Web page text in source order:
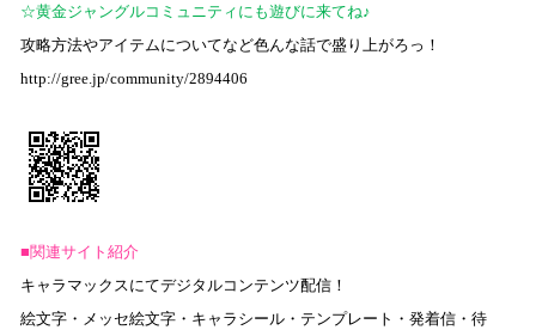
☆黄金ジャングルコミュニティにも遊びに来てね♪
攻略方法やアイテムについてなど色んな話で盛り上がろっ！
http://gree.jp/community/2894406
■関連サイト紹介
キャラマックスにてデジタルコンテンツ配信！
絵文字・メッセ絵文字・キャラシール・テンプレート・発着信・待